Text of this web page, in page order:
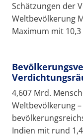
Schätzungen der
Weltbevölkerung
Maximum mit
4,607 Mrd.
Weltbevölkerung
Indien mit rund